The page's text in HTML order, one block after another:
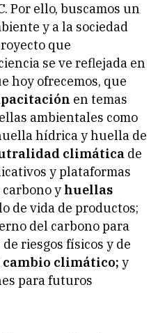
Por ello, buscamos un
y a la sociedad
que
se ve reflejada en
hoy ofrecemos, que
en temas
ambientales como
hídrica y huella de
climática de
y plataformas
y huellas
de vida de productos;
del carbono para
riesgos físicos y de
cambio climático; y
para futuros